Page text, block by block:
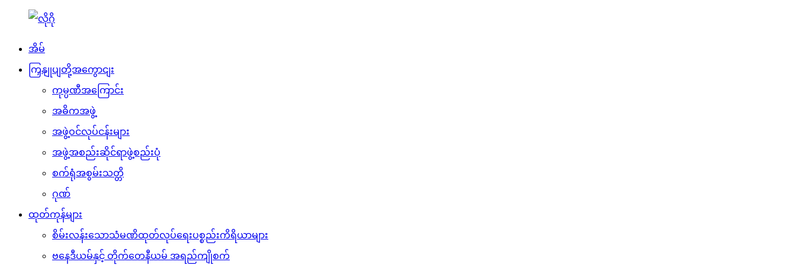
အိမ်
ကြှနျုပျတို့အကွောငျး
ကုမ္ပဏီအကြောင်း
အဓိကအဖွဲ့
အဖွဲ့ဝင်လုပ်ငန်းများ
အဖွဲ့အစည်းဆိုင်ရာဖွဲ့စည်းပုံ
စက်ရုံအစွမ်းသတ္တိ
ဂုဏ်
ထုတ်ကုန်များ
စိမ်းလန်းသောသံမဏိထုတ်လုပ်ရေးပစ္စည်းကိရိယာများ
ဗနေဒီယမ်နှင့် တိုက်တေနီယမ် အရည်ကျိုစက်